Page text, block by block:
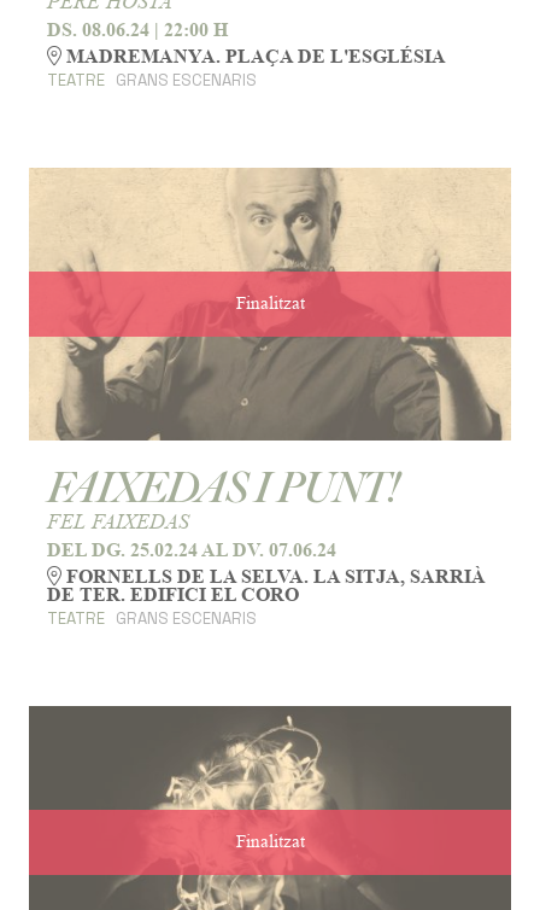
DS. 08.06.24 | 22:00 H
MADREMANYA. PLAÇA DE L'ESGLÉSIA
TEATRE GRANS ESCENARIS
Finalitzat
FAIXEDAS I PUNT!
FEL FAIXEDAS
DEL DG. 25.02.24 AL DV. 07.06.24
FORNELLS DE LA SELVA. LA SITJA, SARRIÀ
DE TER. EDIFICI EL CORO
TEATRE GRANS ESCENARIS
Finalitzat